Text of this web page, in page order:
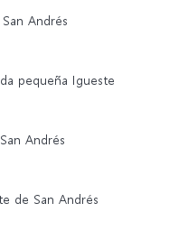
Andrés
pequeña Igueste
Andrés
de San Andrés